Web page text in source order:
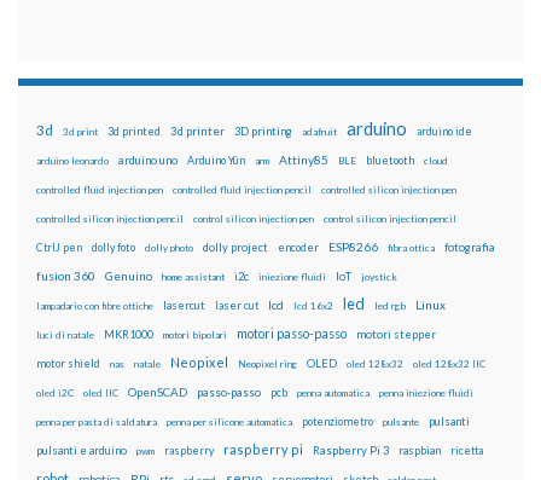
3d 3d print 3d printed 3d printer 3D printing adafruit arduino arduino ide
arduino leonardo arduino uno Arduino Yún arm Attiny85 BLE bluetooth cloud
controlled fluid injection pen controlled fluid injection pencil controlled silicon injection pen
controlled silicon injection pencil control silicon injection pen control silicon injection pencil
CtrlJ pen dolly foto dolly photo dolly project encoder ESP8266 fibra ottica fotografia
fusion 360 Genuino home assistant i2c iniezione fluidi IoT joystick
lampadario con fibre ottiche lasercut laser cut lcd lcd 16x2 led led rgb Linux
luci di natale MKR1000 motori bipolari motori passo-passo motori stepper
motor shield nas natale Neopixel Neopixel ring OLED oled 128x32 oled 128x32 IIC
oled i2C oled IIC OpenSCAD passo-passo pcb penna automatica penna iniezione fluidi
penna per pasta di saldatura penna per silicone automatica potenziometro pulsante pulsanti
pulsanti e arduino pwm raspberry raspberry pi Raspberry Pi 3 raspbian ricetta